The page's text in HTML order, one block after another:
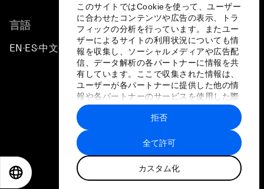
このサイトではCookieを使って、ユーザー
に合わせたコンテンツや広告の表示、トラ
フィックの分析を行っています。またユー
ザーによるサイトの利用状況についても情
報を収集し、ソーシャルメディアや広告配
信、データ解析の各パートナーに情報を共
有しています。ここで収集された情報は、
ユーザーが各パートナーに提供した他の情
報や各パートナーのサービスを使用した際
に収集された情報と組み合わされ、各パー
トナーによって使用されることがありま
す。
全て許可
カスタム化
拒否
言語
EN ▪ ES▪中文▪ 日本語
プライバシーポリシーと利用規約
サイトマップ
©
世界経済フォーラム